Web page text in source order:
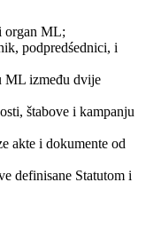
organ ML;
podpredśednici, i
ML između dvije
štabove i kampanju
akte i dokumente od
definisane Statutom i